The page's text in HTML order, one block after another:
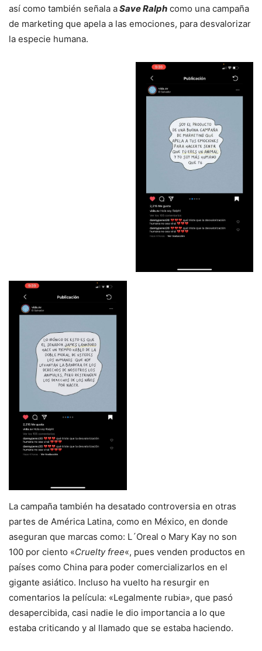
así como también señala aSave Ralph como una campaña
de marketing que apela a las emociones, para desvalorizar
la especie humana.
La campaña también ha desatado controversia en otras
partes de América Latina, como en México, en donde
aseguran que marcas como: L´Oreal o Mary Kay no son
100 por ciento «Cruelty free«, pues venden productos en
países como China para poder comercializarlos en el
gigante asiático. Incluso ha vuelto ha resurgir en
comentarios la película: «Legalmente rubia», que pasó
desapercibida, casi nadie le dio importancia a lo que
estaba criticando y al llamado que se estaba haciendo.